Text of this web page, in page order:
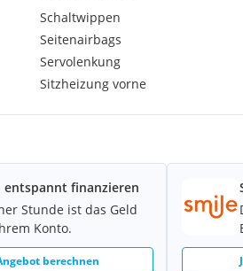
Home-Lichtfunktion
elektro-mechanisch
Schaltwippen
Seitenairbags
Servolenkung
Sitzheizung vorne
entspannt finanzieren
Stunde ist das Geld
Konto.
berechnen